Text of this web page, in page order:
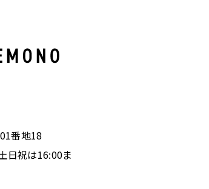
番地18
日祝は16:00ま